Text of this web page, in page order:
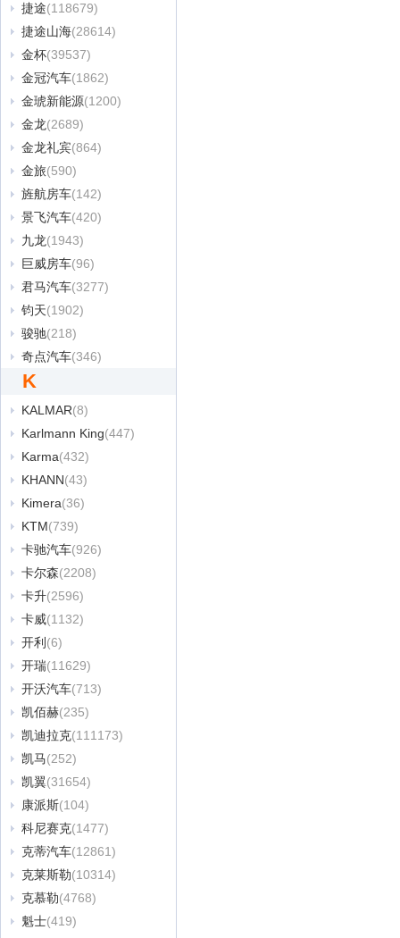
捷途(118679)
捷途山海(28614)
金杯(39537)
金冠汽车(1862)
金琥新能源(1200)
金龙(2689)
金龙礼宾(864)
金旅(590)
旌航房车(142)
景飞汽车(420)
九龙(1943)
巨威房车(96)
君马汽车(3277)
钧天(1902)
骏驰(218)
奇点汽车(346)
K
KALMAR(8)
Karlmann King(447)
Karma(432)
KHANN(43)
Kimera(36)
KTM(739)
卡驰汽车(926)
卡尔森(2208)
卡升(2596)
卡威(1132)
开利 (6)
开瑞(11629)
开沃汽车(713)
凯佰赫(235)
凯迪拉克(111173)
凯马(252)
凯翼(31654)
康派斯(104)
科尼赛克(1477)
克蒂汽车(12861)
克莱斯勒(10314)
克慕勒(4768)
魁士(419)